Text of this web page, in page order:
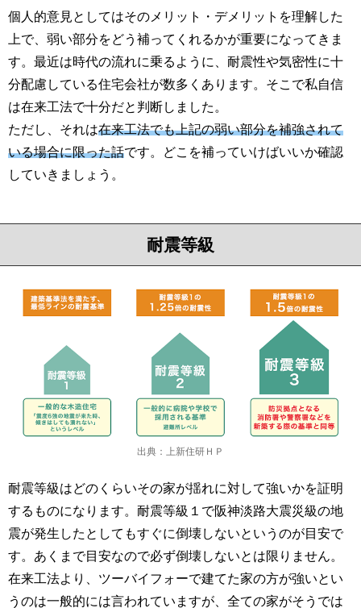
個人的意見としてはそのメリット・デメリットを理解した
上で、弱い部分をどう補ってくれるかが重要になってきま
す。最近は時代の流れに乗るように、耐震性や気密性に十
分配慮している住宅会社が数多くあります。そこで私自信
は在来工法で十分だと判断しました。
ただし、それは在来工法でも上記の弱い部分を補強されて
いる場合に限った話です。どこを補っていけばいいか確認
していきましょう。
耐震等級
出典：上新住研ＨＰ
耐震等級はどのくらいその家が揺れに対して強いかを証明
するものになります。耐震等級１で阪神淡路大震災級の地
震が発生したとしてもすぐに倒壊しないというのが目安で
す。あくまで目安なので必ず倒壊しないとは限りません。
在来工法より、ツーバイフォーで建てた家の方が強いとい
うのは一般的には言われていますが、全ての家がそうでは